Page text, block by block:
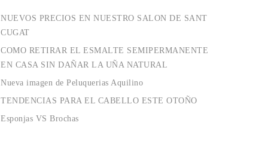
NUEVOS PRECIOS EN NUESTRO SALON DE SANT
CUGAT
COMO RETIRAR EL ESMALTE SEMIPERMANENTE
EN CASA SIN DAÑAR LA UÑA NATURAL
Nueva imagen de Peluquerias Aquilino
TENDENCIAS PARA EL CABELLO ESTE OTOÑO
Esponjas VS Brochas